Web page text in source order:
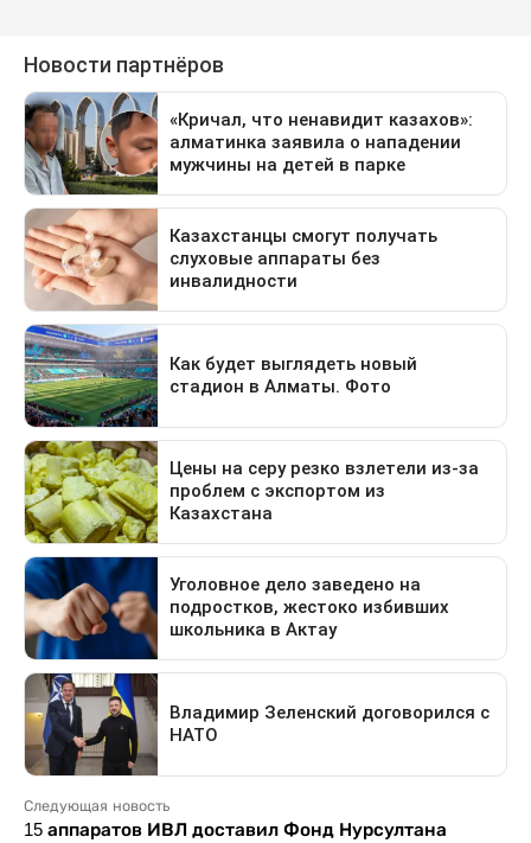
Следующая новость
15 аппаратов ИВЛ доставил Фонд Нурсултана